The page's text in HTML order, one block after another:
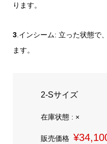
ります。
3.インシーム: 立った状態で
ます。
2-Sサイズ
在庫状態 : ×
販売価格